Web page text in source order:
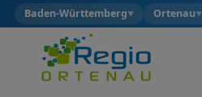
Baden-Württemberg▼ Ortenau▼